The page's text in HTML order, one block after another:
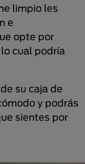
limpio les
e
opte por
cual podría
su caja de
y podrás
sientes por